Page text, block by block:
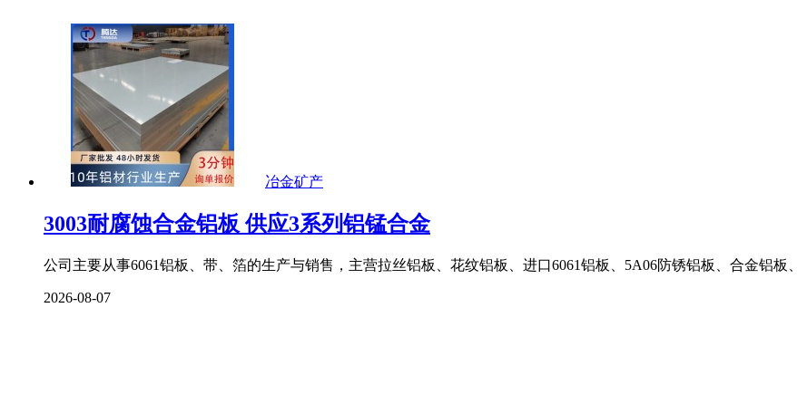
冶金矿产
3003耐腐蚀合金铝板 供应3系列铝锰合金
公司主要从事6061铝板、带、箔的生产与销售，主营拉丝铝板、花纹铝板、进口6061铝板、5A06防锈铝板、合金铝
2026-08-07